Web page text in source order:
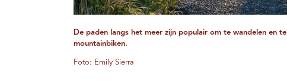
De paden langs het meer zijn populair om te wandelen en te
mountainbiken.
Foto: Emily Sierra